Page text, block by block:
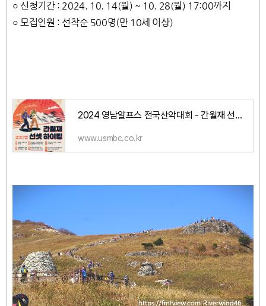
○ 신청기간 : 2024. 10. 14(월) ~ 10. 28(월) 17:00까지
○ 모집인원 : 선착순 500명(만 10세 이상)
2024 영남알프스 전국산악대회 - 간월재 선셋하이킹 참가신청:::::2024 문화행사
www.usmbc.co.kr